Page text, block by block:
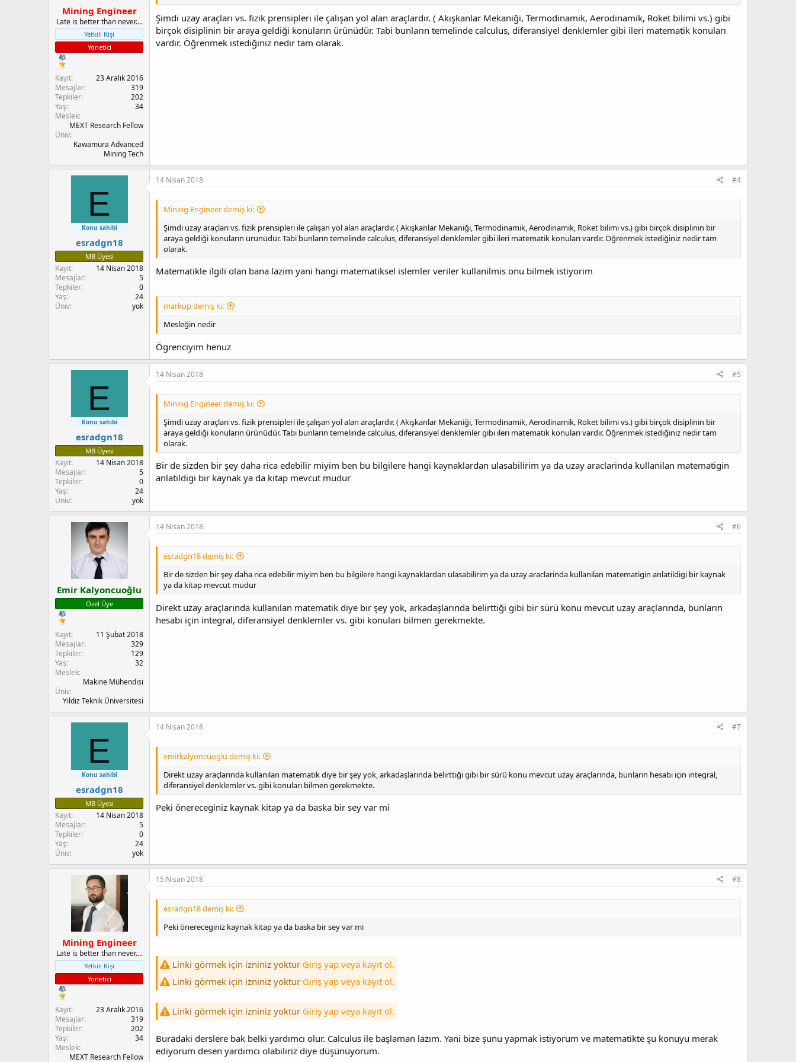
Mining Engineer
Late is better than never....
Yetkili Kişi
Yönetici
Kayıt
23 Aralık 2016
Mesajlar
319
Tepkiler
202
Yaş
34
Meslek
MEXT Research Fellow
Üniv
Kawamura Advanced
Mining Tech
Şimdi uzay araçları vs. fizik prensipleri ile çalışan yol alan araçlardır. ( Akışkanlar Mekaniği, Termodinamik, Aerodinamik, Roket bilimi vs.) gibi
birçok disiplinin bir araya geldiği konuların ürünüdür. Tabi bunların temelinde calculus, diferansiyel denklemler gibi ileri matematik konuları
vardır. Öğrenmek istediğiniz nedir tam olarak.
Konu sahibi
E
esradgn18
MB Üyesi
Kayıt
14 Nisan 2018
Mesajlar
5
Tepkiler
0
Yaş
24
Üniv
yok
14 Nisan 2018 #4
Mining Engineer demiş ki:
Şimdi uzay araçları vs. fizik prensipleri ile çalışan yol alan araçlardır. ( Akışkanlar Mekaniği, Termodinamik, Aerodinamik, Roket bilimi vs.) gibi birçok disiplinin bir
araya geldiği konuların ürünüdür. Tabi bunların temelinde calculus, diferansiyel denklemler gibi ileri matematik konuları vardır. Öğrenmek istediğiniz nedir tam
olarak.
Matematikle ilgili olan bana lazim yani hangi matematiksel islemler veriler kullanilmis onu bilmek istiyorim
markup demiş ki:
Mesleğin nedir
Ögrenciyim henuz
Konu sahibi
E
esradgn18
MB Üyesi
Kayıt
14 Nisan 2018
Mesajlar
5
Tepkiler
0
Yaş
24
Üniv
yok
14 Nisan 2018 #5
Mining Engineer demiş ki:
Şimdi uzay araçları vs. fizik prensipleri ile çalışan yol alan araçlardır. ( Akışkanlar Mekaniği, Termodinamik, Aerodinamik, Roket bilimi vs.) gibi birçok disiplinin bir
araya geldiği konuların ürünüdür. Tabi bunların temelinde calculus, diferansiyel denklemler gibi ileri matematik konuları vardır. Öğrenmek istediğiniz nedir tam
olarak.
Bir de sizden bir şey daha rica edebilir miyim ben bu bilgilere hangi kaynaklardan ulasabilirim ya da uzay araclarinda kullanilan matematigin
anlatildigi bir kaynak ya da kitap mevcut mudur
Emir Kalyoncuoğlu
Özel Üye
Kayıt
11 Şubat 2018
Mesajlar
329
Tepkiler
129
Yaş
32
Meslek
Makine Mühendisi
Üniv
Yıldız Teknik Üniversitesi
14 Nisan 2018 #6
esradgn18 demiş ki:
Bir de sizden bir şey daha rica edebilir miyim ben bu bilgilere hangi kaynaklardan ulasabilirim ya da uzay araclarinda kullanilan matematigin anlatildigi bir kaynak
ya da kitap mevcut mudur
Direkt uzay araçlarında kullanılan matematik diye bir şey yok, arkadaşlarında belirttiği gibi bir sürü konu mevcut uzay araçlarında, bunların
hesabı için integral, diferansiyel denklemler vs. gibi konuları bilmen gerekmekte.
Konu sahibi
E
esradgn18
MB Üyesi
Kayıt
14 Nisan 2018
Mesajlar
5
Tepkiler
0
Yaş
24
Üniv
yok
14 Nisan 2018 #7
emirkalyoncuoglu demiş ki:
Direkt uzay araçlarında kullanılan matematik diye bir şey yok, arkadaşlarında belirttiği gibi bir sürü konu mevcut uzay araçlarında, bunların hesabı için integral,
diferansiyel denklemler vs. gibi konuları bilmen gerekmekte.
Peki önereceginiz kaynak kitap ya da baska bir sey var mi
Mining Engineer
Late is better than never....
Yetkili Kişi
Yönetici
Kayıt
23 Aralık 2016
Mesajlar
319
Tepkiler
202
Yaş
34
Meslek
MEXT Research Fellow
15 Nisan 2018 #8
esradgn18 demiş ki:
Peki önereceginiz kaynak kitap ya da baska bir sey var mi
Linki görmek için izniniz yoktur Giriş yap veya kayıt ol.
Linki görmek için izniniz yoktur Giriş yap veya kayıt ol.
Linki görmek için izniniz yoktur Giriş yap veya kayıt ol.
Buradaki derslere bak belki yardımcı olur. Calculus ile başlaman lazım. Yani bize şunu yapmak istiyorum ve matematikte şu konuyu merak
ediyorum desen yardımcı olabiliriz diye düşünüyorum.